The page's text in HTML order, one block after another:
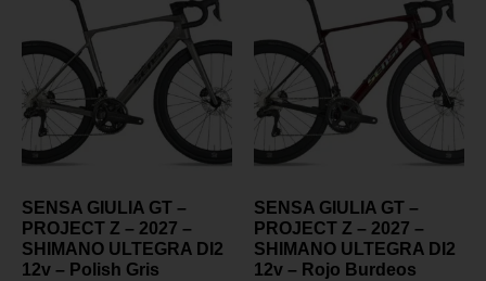
SENSA GIULIA GT –
PROJECT Z – 2027 –
SHIMANO ULTEGRA DI2
12v – Polish Gris
SENSA GIULIA GT –
PROJECT Z – 2027 –
SHIMANO ULTEGRA DI2
12v – Rojo Burdeos